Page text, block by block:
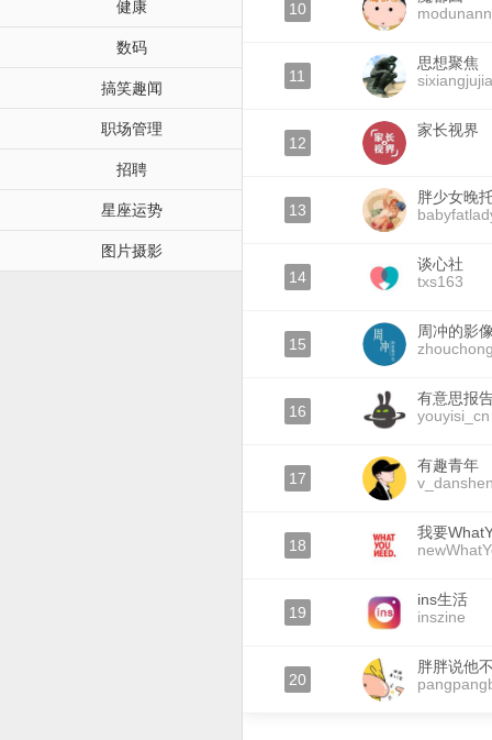
健康
数码
搞笑趣闻
职场管理
招聘
星座运势
图片摄影
10
modunann
11
思想聚焦
12
家长视界
13
胖少女晚
14
谈心社
txs163
15
周冲的影
16
有意思报
youyisi_cn
17
有趣青年
18
我要
19
ins生活
inszine
20
胖胖说他